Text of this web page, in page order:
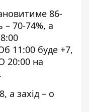
86-
– 70-74%, а
11:00 буде +7,
20:00 на
а захід – о